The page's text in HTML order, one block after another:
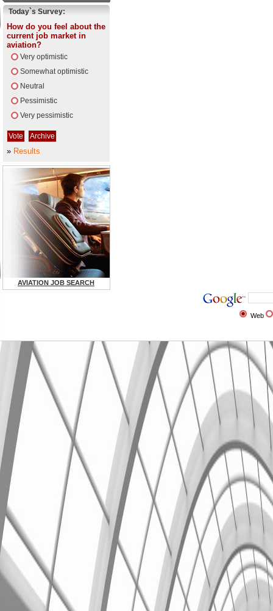
Today`s Survey:
How do you feel about the
current job market in
aviation?
Very optimistic
Somewhat optimistic
Neutral
Pessimistic
Very pessimistic
» Results
AVIATION JOB SEARCH
Web